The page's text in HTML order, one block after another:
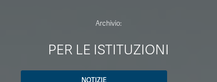
Archivio:
PER LE ISTITUZIONI
NOTIZIE